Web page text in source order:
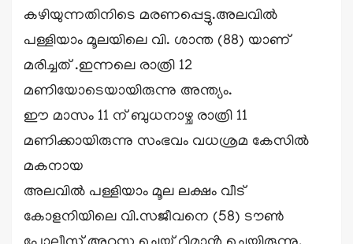
കഴിയുന്നതിനിടെ മരണപ്പെട്ടു.അലവിൽ
പള്ളിയാം മൂലയിലെ വി. ശാന്ത (88) യാണ്
മരിച്ചത് .ഇന്നലെ രാത്രി 12
മണിയോടെയായിരുന്നു അന്ത്യം.
ഈ മാസം 11 ന് ബുധനാഴ്ച രാത്രി 11
മണിക്കായിരുന്നു സംഭവം വധശ്രമ കേസിൽ
മകനായ
അലവിൽ പള്ളിയാം മൂല ലക്ഷം വീട്
കോളനിയിലെ വി.സജീവനെ (58) ടൗൺ